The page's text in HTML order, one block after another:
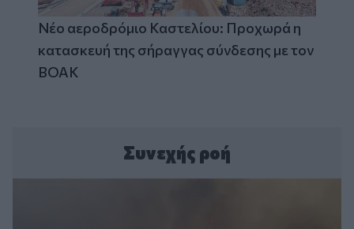
Νέο αεροδρόμιο Καστελίου: Προχωρά η
κατασκευή της σήραγγας σύνδεσης με τον
ΒΟΑΚ
Συνεχής ροή